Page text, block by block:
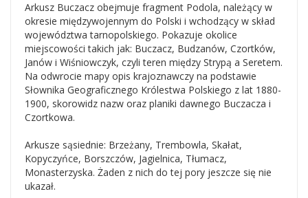
Arkusz Buczacz obejmuje fragment Podola, należący w
okresie międzywojennym do Polski i wchodzący w skład
województwa tarnopolskiego. Pokazuje okolice
miejscowości takich jak: Buczacz, Budzanów, Czortków,
Janów i Wiśniowczyk, czyli teren między Strypą a Seretem.
Na odwrocie mapy opis krajoznawczy na podstawie
Słownika Geograficznego Królestwa Polskiego z lat 1880-
1900, skorowidz nazw oraz planiki dawnego Buczacza i
Czortkowa.
Arkusze sąsiednie: Brzeżany, Trembowla, Skałat,
Kopyczyńce, Borszczów, Jagielnica, Tłumacz,
Monasterzyska. Żaden z nich do tej pory jeszcze się nie
ukazał.